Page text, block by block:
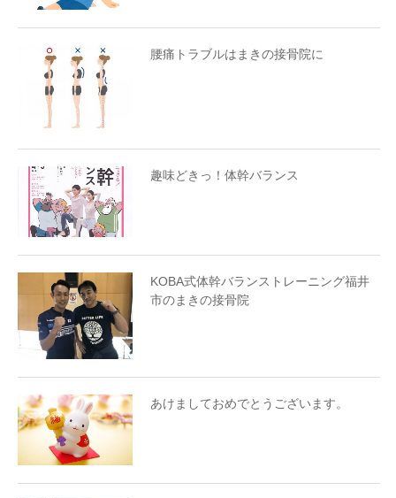
腰痛トラブルはまきの接骨院に
趣味どきっ！体幹バランス
KOBA式体幹バランストレーニング福井
市のまきの接骨院
あけましておめでとうございます。